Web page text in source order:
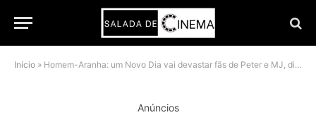
Início » Homem-Aranha: um Novo Dia vai devastar fãs de Peter e MJ, diz Zendaya
Anúncios